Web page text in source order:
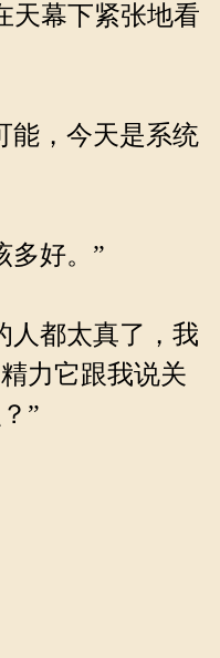
幕下紧张地看
，今天是系统
多好。”
都太真了，我
力它跟我说关
”